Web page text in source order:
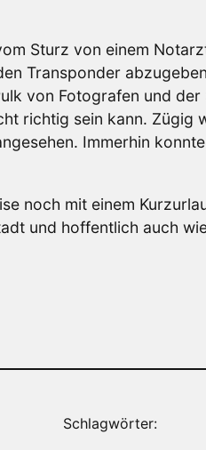
Sturz von einem
Transponder
von Fotografen und
richtig sein kann. Zügig
Immerhin
noch mit einem
und hoffentlich auch
Schlagwörter: